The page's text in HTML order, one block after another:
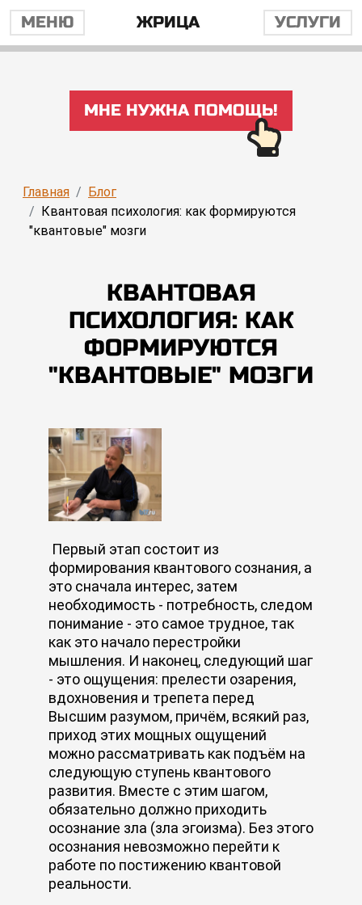
МЕНЮ ЖРИЦА УСЛУГИ
МНЕ НУЖНА ПОМОЩЬ!
Главная
Блог
Квантовая психология: как формируются
"квантовые" мозги
КВАНТОВАЯ
ПСИХОЛОГИЯ: КАК
ФОРМИРУЮТСЯ
"КВАНТОВЫЕ" МОЗГИ
Первый этап состоит из
формирования квантового сознания, а
это сначала интерес, затем
необходимость - потребность, следом
понимание - это самое трудное, так
как это начало перестройки
мышления. И наконец, следующий шаг
- это ощущения: прелести озарения,
вдохновения и трепета перед
Высшим разумом, причём, всякий раз,
приход этих мощных ощущений
можно рассматривать как подъём на
следующую ступень квантового
развития. Вместе с этим шагом,
обязательно должно приходить
осознание зла (зла эгоизма). Без этого
осознания невозможно перейти к
работе по постижению квантовой
реальности.